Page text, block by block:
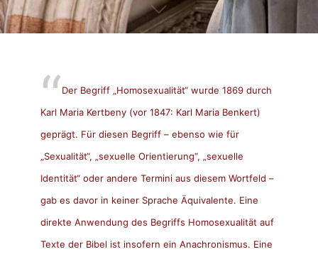
Der Begriff „Homosexualität“ wurde 1869 durch
Karl Maria Kertbeny (vor 1847: Karl Maria Benkert)
geprägt. Für diesen Begriff – ebenso wie für
„Sexualität“, „sexuelle Orientierung“, „sexuelle
Identität“ oder andere Termini aus diesem Wortfeld –
gab es davor in keiner Sprache Äquivalente. Eine
direkte Anwendung des Begriffs Homosexualität auf
Texte der Bibel ist insofern ein Anachronismus. Eine